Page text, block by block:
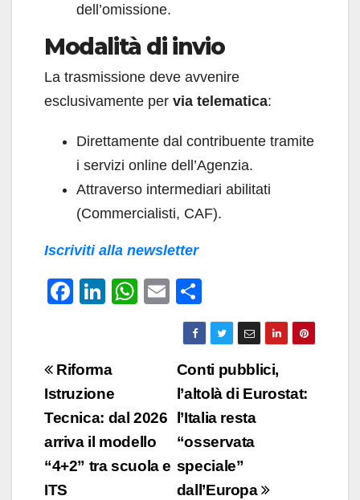
dell’omissione.
Modalità di invio
La trasmissione deve avvenire
esclusivamente per via telematica:
Direttamente dal contribuente tramite
i servizi online dell’Agenzia.
Attraverso intermediari abilitati
(Commercialisti, CAF).
Iscriviti alla newsletter
F
e
b
o
o
k
Li
e
dI
n
W
p
p
E
m
ail
o
n
di
vi
di
Navigazione
articoli
Conti pubblici,
l’altolà di Eurostat:
l’Italia resta
“osservata
speciale”
dall’Europa
Riforma
Istruzione
Tecnica: dal 2026
arriva il modello
“4+2” tra scuola e
ITS